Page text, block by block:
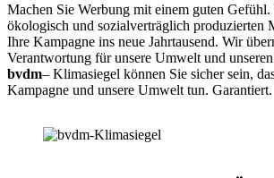
Machen Sie Werbung mit einem guten
ökologisch und sozialverträglich produzierten
Ihre Kampagne ins neue Jahrtausend. Wir
Verantwortung für unsere Umwelt und
bvdm– Klimasiegel können Sie sicher sein,
Kampagne und unsere Umwelt tun. Garantiert.